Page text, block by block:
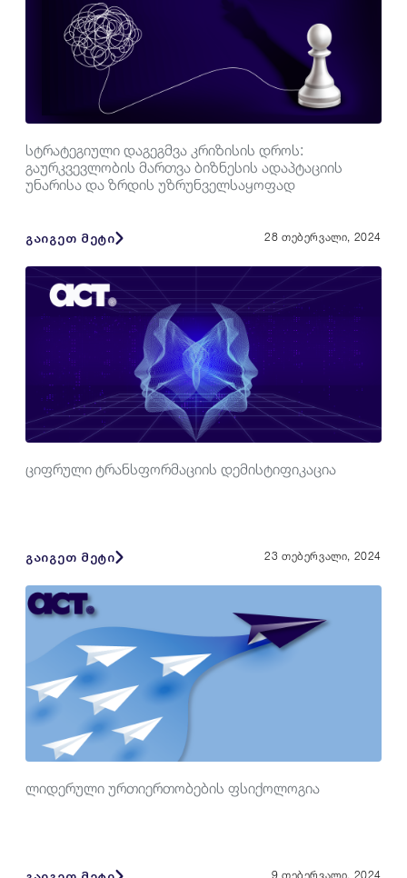
სტრატეგიული დაგეგმვა კრიზისის დროს:
გაურკვევლობის მართვა ბიზნესის ადაპტაციის
უნარისა და ზრდის უზრუნველსაყოფად
გაიგეთ მეტი 28 თებერვალი, 2024
ციფრული ტრანსფორმაციის დემისტიფიკაცია
გაიგეთ მეტი 23 თებერვალი, 2024
ლიდერული ურთიერთობების ფსიქოლოგია
9 თებერვალი, 2024